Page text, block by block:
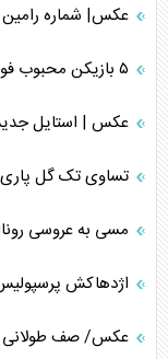
عکس| شماره رامین
عکس | استایل جدید
تساوی تک گل
مسی به عروسی
اژدهاکش
عکس/ صف طولانی